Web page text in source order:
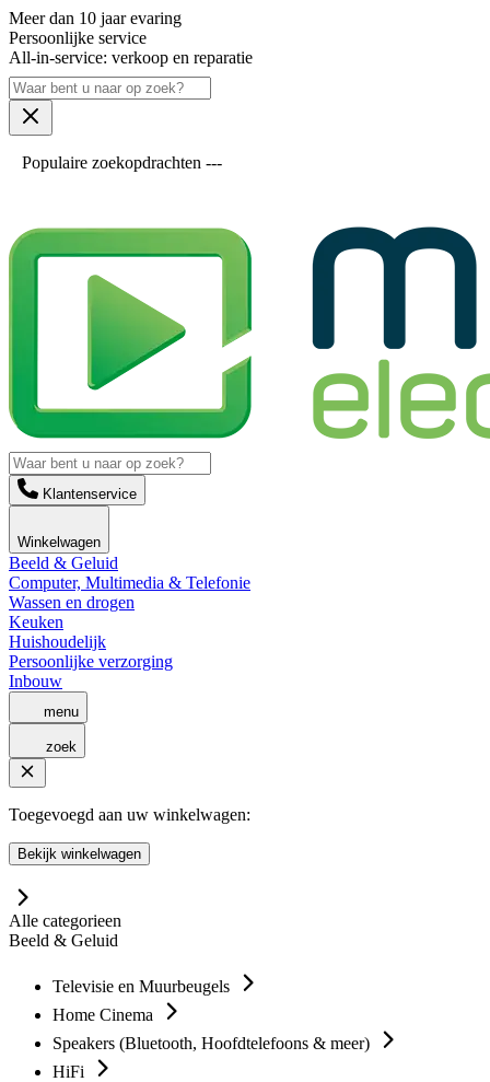
Meer dan 10 jaar evaring
Persoonlijke service
All-in-service: verkoop en reparatie
Populaire zoekopdrachten ---
Klantenservice
Winkelwagen
Beeld & Geluid
Computer, Multimedia & Telefonie
Wassen en drogen
Keuken
Huishoudelijk
Persoonlijke verzorging
Inbouw
menu
zoek
Toegevoegd aan uw winkelwagen:
Bekijk winkelwagen
Alle categorieen
Beeld & Geluid
Televisie en Muurbeugels
Home Cinema
Speakers (Bluetooth, Hoofdtelefoons & meer)
HiFi